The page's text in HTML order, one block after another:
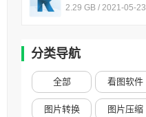
2022中文版
2.29 GB / 2021-05-23
分类导航
全部 看图软件
图片转换 图片压缩